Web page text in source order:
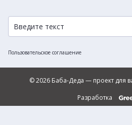
Пользовательское соглашение
© 2026 Баба-Деда — проект для
Разработка